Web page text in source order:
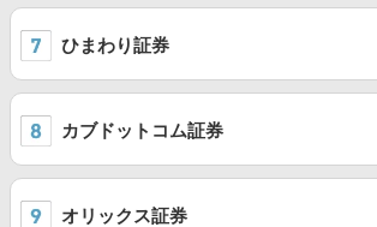
ひまわり証券
カブドットコム証券
オリックス証券